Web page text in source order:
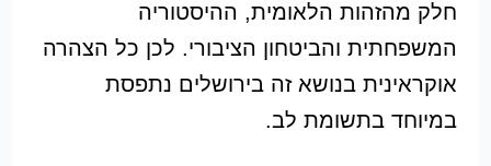
חלק מהזהות הלאומית, ההיסטוריה
המשפחתית והביטחון הציבורי. לכן כל הצהרה
אוקראינית בנושא זה בירושלים נתפסת
במיוחד בתשומת לב.